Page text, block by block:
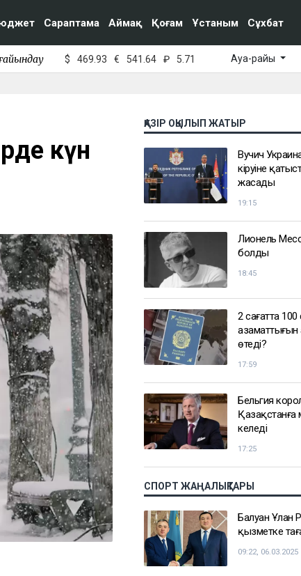
Сараптама Аймақ Қоғам Ұстаным Сұхбат
$ 469.93 € 541.64 ₽ 5.71 Ауа-райы
күн
ҚАЗІР ОҚЫЛЫП ЖАТЫР
Вучич
кіруіне
жасады
19:15
Лионель
болды
18:45
2 сағатта
азаматтығын
өтеді?
17:59
Бельгия
Қазақстанға
келеді
17:25
СПОРТ ЖАҢАЛЫҚТАРЫ
Балуан Ұлан
қызметке
09:22, 06.03.2025